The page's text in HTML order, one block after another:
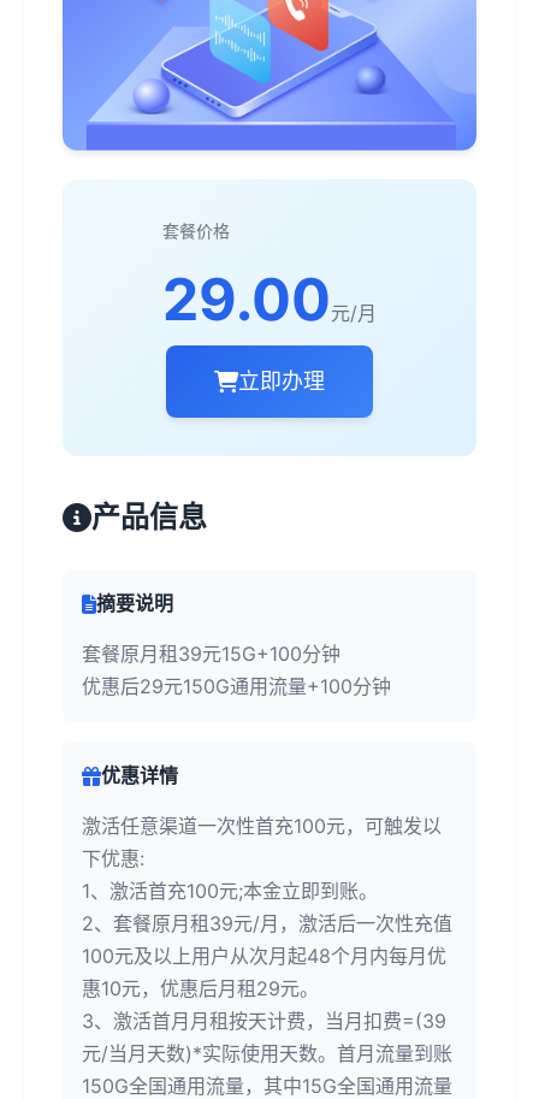
套餐价格
29.00元/月
立即办理
产品信息
摘要说明
套餐原月租39元15G+100分钟
优惠后29元150G通用流量+100分钟
优惠详情
激活任意渠道一次性首充100元，可触发以
下优惠:
1、激活首充100元;本金立即到账。
2、套餐原月租39元/月，激活后一次性充值
100元及以上用户从次月起48个月内每月优
惠10元，优惠后月租29元。
3、激活首月月租按天计费，当月扣费=(39
元/当月天数)*实际使用天数。首月流量到账
150G全国通用流量，其中15G全国通用流量